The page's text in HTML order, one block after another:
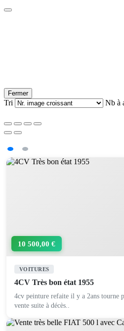
Fermer
Tri Nb à
10 500,00 €
VOITURES
4CV Très bon état 1955
4cv peinture refaite il y a 2ans tourne
vente suite à décès..